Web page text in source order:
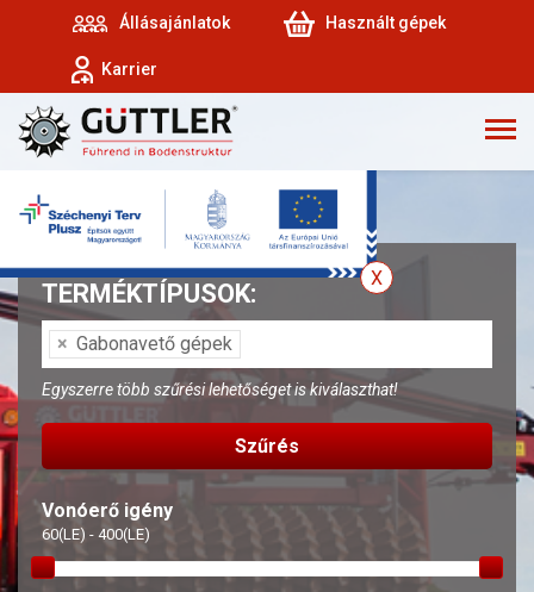
Állásajánlatok Használt gépek
Karrier
TERMÉKTÍPUSOK:
× Gabonavető gépek
Egyszerre több szűrési lehetőséget is kiválaszthat!
Vonóerő igény
60(LE) - 400(LE)